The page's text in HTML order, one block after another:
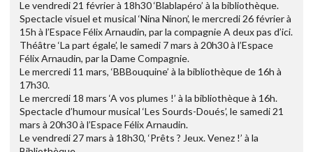
Le vendredi 21 février à 18h30 ‘Blablapéro’ à la bibliothèque.
Spectacle visuel et musical ‘Nina Ninon’, le mercredi 26 février à
15h à l’Espace Félix Arnaudin, par la compagnie A deux pas d’ici.
Théâtre ‘La part égale’, le samedi 7 mars à 20h30 à l’Espace
Félix Arnaudin, par la Dame Compagnie.
Le mercredi 11 mars, ‘BBBouquine’ à la bibliothèque de 16h à
17h30.
Le mercredi 18 mars ‘A vos plumes !’ à la bibliothèque à 16h.
Spectacle d’humour musical ‘Les Sourds-Doués’, le samedi 21
mars à 20h30 à l’Espace Félix Arnaudin.
Le vendredi 27 mars à 18h30, ‘Prêts ? Jeux. Venez !’ à la